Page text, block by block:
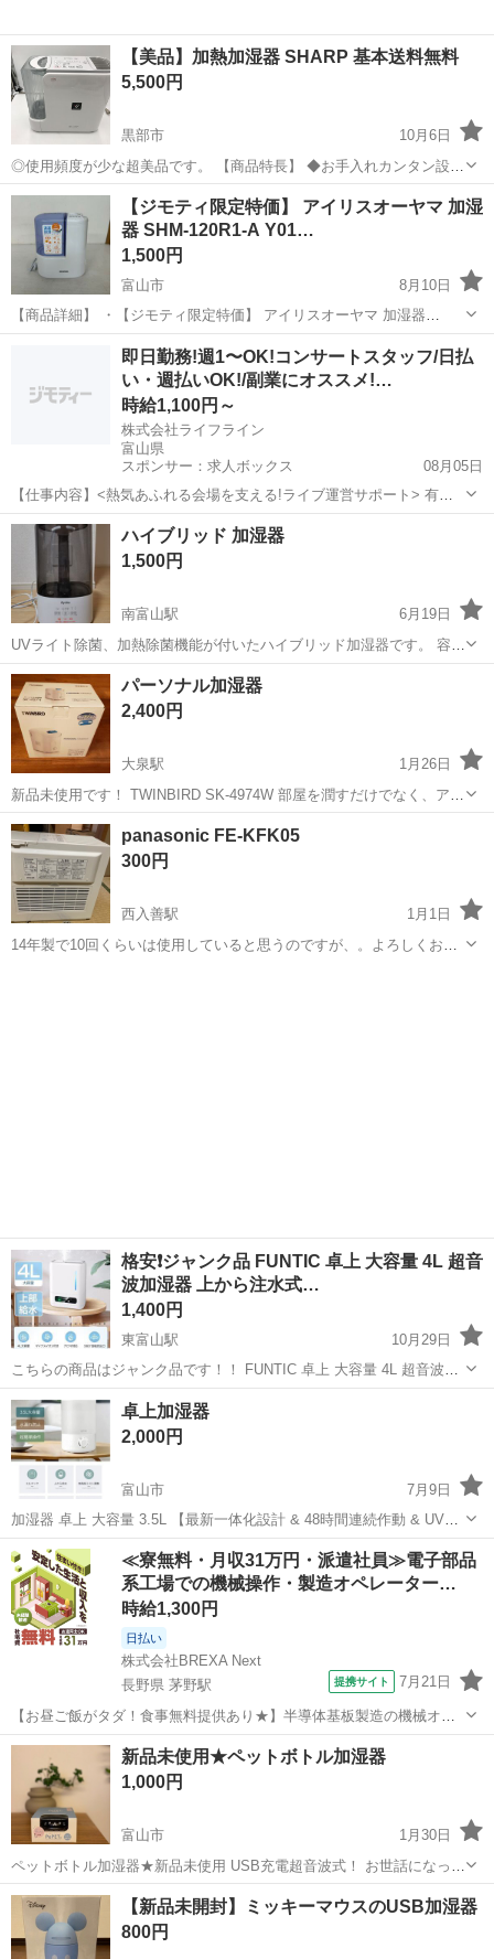
【美品】加熱加湿器 SHARP 基本送料無料
5,500円
黒部市
10月6日
◎使用頻度が少な超美品です。 【商品特長】 ◆お手入れカンタン設計
◆分解しやすく、掃除も簡単。キレイな水と空気で清潔加湿。 ◆温度
と湿度のWセンサーで省エネ ◆自動エコモードで、さらに省エネが図
富山 黒部市 季節、空調家電 省エネ
【ジモティ限定特価】 アイリスオーヤマ 加湿
器 SHM-120R1-A Y01…
1,500円
富山市
8月10日
【商品詳細】 ・【ジモティ限定特価】 アイリスオーヤマ 加湿器
SHM-120R1-A Y0172 ・サイズ（約） 高さ24cm × 幅20cm x 奥行
12cm ※若干の誤差はご了承下さい。 ・動作...
富山市 季節、空調家電
即日勤務!週1〜OK!コンサートスタッフ/日払
い・週払いOK!/副業にオススメ!…
時給1,100円～
株式会社ライフライン
富山県
スポンサー：求人ボックス
08月05日
【仕事内容】<熱気あふれる会場を支える!ライブ運営サポート> 有名
アーティストのライブやコンサート会場で、来場者のご案内やグッズ
販売などのサポート業務を行います。 <働きやすいポイント> ・1日だ
けのド短期OK!空いた日だけサクッ...
アルバイト・パート
ハイブリッド 加湿器
1,500円
南富山駅
6月19日
UVライト除菌、加熱除菌機能が付いたハイブリッド加湿器です。 容
量:3.8L 購入時期:2020年12月 購入価格:5000円程 使用期間:冬ワンシー
ズンのみ 貰い物の加湿器を使用し始めたため、 使用期間...
富山 富山市 南富山駅 季節、空調家電
パーソナル加湿器
2,400円
大泉駅
1月26日
新品未使用です！ TWINBIRD SK-4974W 部屋を潤すだけでなく、アロ
マオイルの心地良い香りでリラックスすることもできます。コンパク
トタイプなので、自室やオフィスのデスクにぴったり。水タンクは
1.2Lで連続約8時...
富山 富山市
panasonic FE-KFK05
300円
西入善駅
1月1日
14年製で10回くらいは使用していると思うのですが、。よろしくお願
格安❗ジャンク品 FUNTIC 卓上 大容量 4L 超音
波加湿器 上から注水式…
1,400円
東富山駅
10月29日
こちらの商品はジャンク品です！！ FUNTIC 卓上 大容量 4L 超音波加
湿器 上から注水式 卓上加湿器 アロマ/次亜塩酸水対応 無段階調整 吹
出口 大容量 32畳対応 【4L大容量加湿器 & 24時間連続作動】この超...
富山 富山市 東富山駅
卓上加湿器
2,000円
富山市
7月9日
加湿器 卓上 大容量 3.5L 【最新一体化設計 & 48時間連続作動 & UVラ
イト除菌】 超音波式 加湿器 アロマ 上から給水 無階段ミスト調整 超
簡単操作 ダブル吹出口 360°回転 空焚き防止 空気清浄 ...
富山 富山市 季節、空調家電 寝室
≪寮無料・月収31万円・派遣社員≫電子部品
系工場での機械操作・製造オペレーター…
時給1,300円
日払い
株式会社BREXA Next
長野県 茅野駅
提携サイト 7月21日
【お昼ご飯がタダ！食事無料提供あり★】半導体基板製造の機械オペ
レーターや検査作業！未経験活躍中★カップル＆友達同士の応募OK！
赴任旅費会社負担★嬉しい無料送迎◎正社員登用制度あり！マイカー
通勤OK！無料駐車場完備！《長野県茅...
長野 茅野市 茅野駅 その他
新品未使用★ペットボトル加湿器
1,000円
富山市
1月30日
ペットボトル加湿器★新品未使用 USB充電超音波式！ お世話になった
方やお返し、お見舞い、お礼など、贈り物はいかがでしょうか？ ディ
スクや卓上にも可愛い黒猫で癒されます♡ ラッピングしてあります
♪（アミングで購入しまし...
富山 富山市 季節、空調家電 ペットボトル
【新品未開封】ミッキーマウスのUSB加湿器
800円